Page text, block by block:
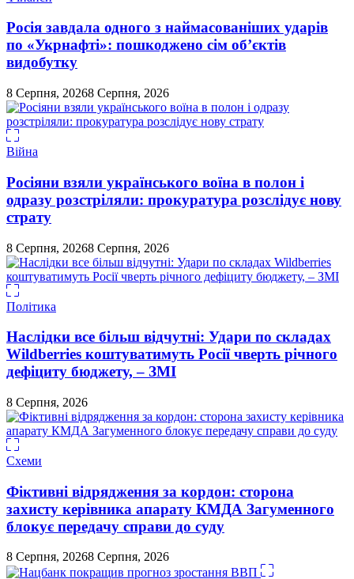
Росія завдала одного з наймасованіших ударів
по «Укрнафті»: пошкоджено сім об’єктів
видобутку
8 Серпня, 20268 Серпня, 2026
Війна
Росіяни взяли українського воїна в полон і
одразу розстріляли: прокуратура розслідує нову
страту
8 Серпня, 20268 Серпня, 2026
Політика
Наслідки все більш відчутні: Удари по складах
Wildberries коштуватимуть Росії чверть річного
дефіциту бюджету, – ЗМІ
8 Серпня, 2026
Схеми
Фіктивні відрядження за кордон: сторона
захисту керівника апарату КМДА Загуменного
блокує передачу справи до суду
8 Серпня, 20268 Серпня, 2026